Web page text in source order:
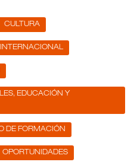
CULTURA
EDUCACIÓN Y
DE FORMACIÓN
OPORTUNIDADES